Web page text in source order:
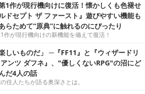
1作が現行機向けに復活！懐かしくも色褪せ
ドセプト ザ ファースト』遊びやすい機能も
らためて“原典”に触れるのにぴったり
作が現行機向けの新機能を備えて復活！
しいものだ」 ─『FF11』と『ウィザードリ
ンツ ダフネ』、"優しくないRPG"の沼にど
だ4人の話
住人たちが語る奥深さとは。